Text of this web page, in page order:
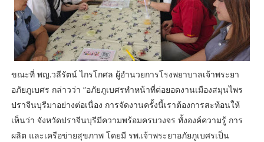
ขณะที่ พญ.วลีรัตน์ ไกรโกศล ผู้อำนวยการโรงพยาบาลเจ้าพระยา
อภัยภูเบศร กล่าวว่า “อภัยภูเบศรทำหน้าที่ต่อยอดงานเมืองสมุนไพร
ปราจีนบุรีมาอย่างต่อเนื่อง การจัดงานครั้งนี้เราต้องการสะท้อนให้
เห็นว่า จังหวัดปราจีนบุรีมีความพร้อมครบวงจร ทั้งองค์ความรู้ การ
ผลิต และเครือข่ายสุขภาพ โดยมี รพ.เจ้าพระยาอภัยภูเบศรเป็น